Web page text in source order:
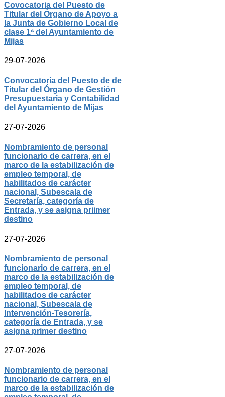
Covocatoria del Puesto de
Titular del Órgano de Apoyo a
la Junta de Gobierno Local de
clase 1ª del Ayuntamiento de
Mijas
29-07-2026
Convocatoria del Puesto de de
Titular del Órgano de Gestión
Presupuestaria y Contabilidad
del Ayuntamiento de Mijas
27-07-2026
Nombramiento de personal
funcionario de carrera, en el
marco de la estabilización de
empleo temporal, de
habilitados de carácter
nacional, Subescala de
Secretaría, categoría de
Entrada, y se asigna priimer
destino
27-07-2026
Nombramiento de personal
funcionario de carrera, en el
marco de la estabilización de
empleo temporal, de
habilitados de carácter
nacional, Subescala de
Intervención-Tesorería,
categoría de Entrada, y se
asigna primer destino
27-07-2026
Nombramiento de personal
funcionario de carrera, en el
marco de la estabilización de